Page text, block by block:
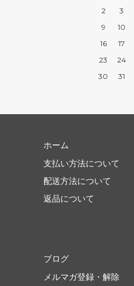
2
3
9
10
16
17
23
24
30
31
ホーム
支払い方法について
配送方法について
返品について
ブログ
メルマガ登録・解除